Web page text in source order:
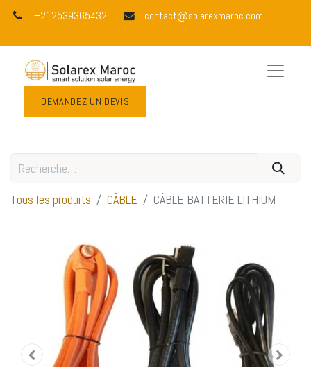
+212539365432 contact@solarexmaroc.com
DEMANDEZ UN DEVIS
Tous les produits CÂBLE CÂBLE BATTERIE LITHIUM